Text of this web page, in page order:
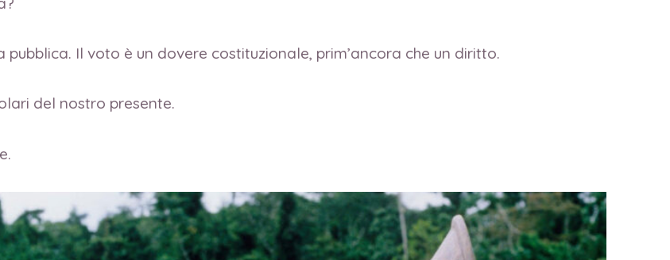
Il voto è un dovere costituzionale, prim’ancora che un diritto.
del nostro presente.